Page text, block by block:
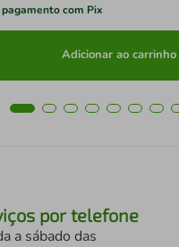
pagamento com Pix
Adicionar ao carrinho
por telefone
a sábado das